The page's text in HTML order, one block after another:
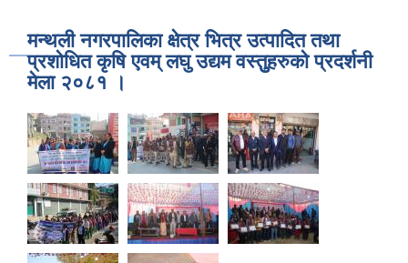
मन्थली नगरपालिका क्षेत्र भित्र उत्पादित तथा
प्रशोधित कृषि एवम् लघु उद्यम वस्तुुहरुको प्रदर्शनी
मेला २०८१ ।